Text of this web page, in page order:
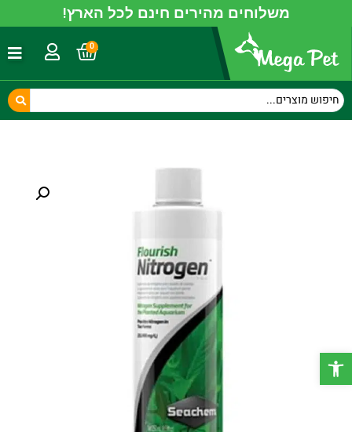
פתח סרגל נגישות
משלוחים מהירים חינם לכל הארץ!
0